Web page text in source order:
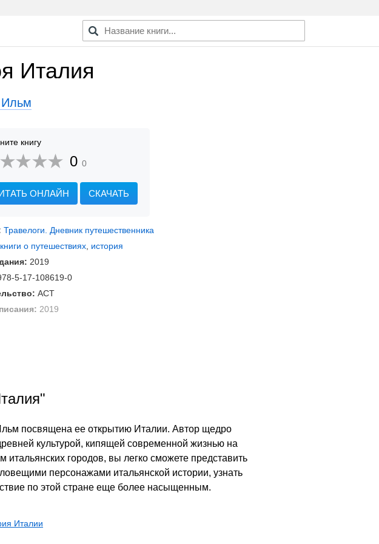
Италия
Ильм
книгу
0 0
ОНЛАЙН СКАЧАТЬ
Травелоги. Дневник путешественника
книги о путешествиях история
2019
5-17-108619-0
АСТ
2019
посвящена ее открытию Италии. Автор щедро
культурой, кипящей современной жизнью на
городов, вы легко сможете представить
персонажами итальянской истории, узнать
по этой стране еще более насыщенным.
Италии